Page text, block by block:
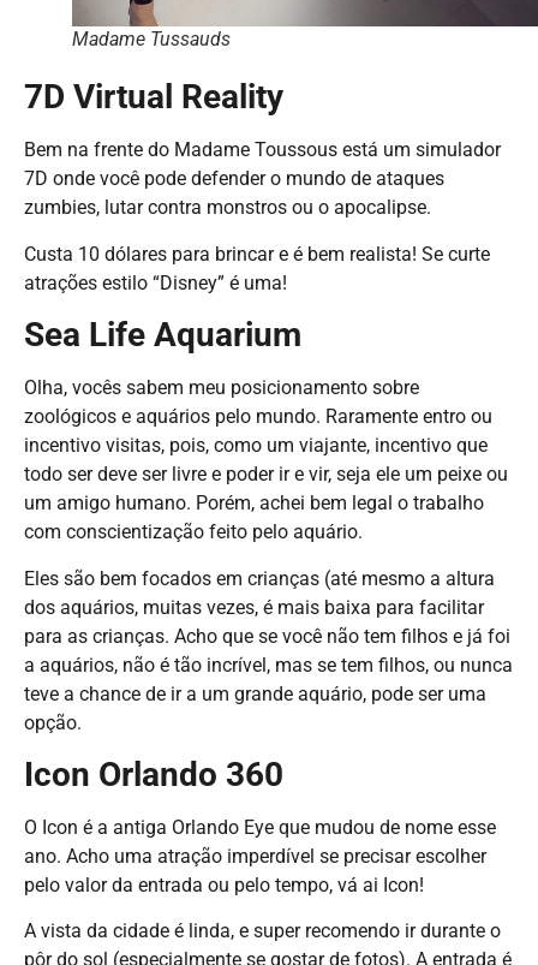
Madame Tussauds
7D Virtual Reality
Bem na frente do Madame Toussous está um simulador
7D onde você pode defender o mundo de ataques
zumbies, lutar contra monstros ou o apocalipse.
Custa 10 dólares para brincar e é bem realista! Se curte
atrações estilo “Disney” é uma!
Sea Life Aquarium
Olha, vocês sabem meu posicionamento sobre
zoológicos e aquários pelo mundo. Raramente entro ou
incentivo visitas, pois, como um viajante, incentivo que
todo ser deve ser livre e poder ir e vir, seja ele um peixe ou
um amigo humano. Porém, achei bem legal o trabalho
com conscientização feito pelo aquário.
Eles são bem focados em crianças (até mesmo a altura
dos aquários, muitas vezes, é mais baixa para facilitar
para as crianças. Acho que se você não tem filhos e já foi
a aquários, não é tão incrível, mas se tem filhos, ou nunca
teve a chance de ir a um grande aquário, pode ser uma
opção.
Icon Orlando 360
O Icon é a antiga Orlando Eye que mudou de nome esse
ano. Acho uma atração imperdível se precisar escolher
pelo valor da entrada ou pelo tempo, vá ai Icon!
A vista da cidade é linda, e super recomendo ir durante o
pôr do sol (especialmente se gostar de fotos). A entrada é